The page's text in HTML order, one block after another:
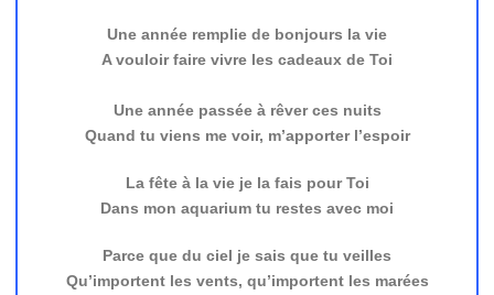
Une année remplie de bonjours la vie
A vouloir faire vivre les cadeaux de Toi
Une année passée à rêver ces nuits
Quand tu viens me voir, m’apporter l’espoir
La fête à la vie je la fais pour Toi
Dans mon aquarium tu restes avec moi
Parce que du ciel je sais que tu veilles
Qu’importent les vents, qu’importent les marées